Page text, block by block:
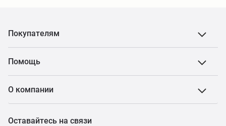
Покупателям
Помощь
О компании
Оставайтесь на связи